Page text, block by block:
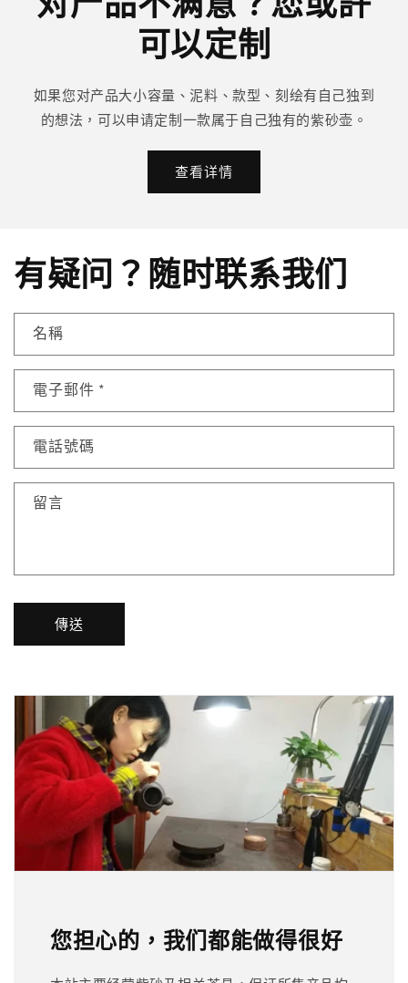
可以定制
如果您对产品大小容量、泥料、款型、刻绘有自己独到
的想法，可以申请定制一款属于自己独有的紫砂壶。
查看详情
有疑问？随时联系我们
名稱
電子郵件 *
電話號碼
留言
傳送
您担心的，我们都能做得很好